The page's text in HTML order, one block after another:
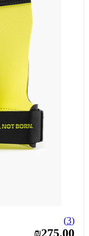
(3)
₪275.00